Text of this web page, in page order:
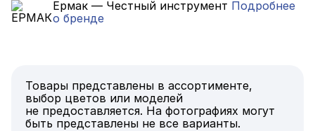
Ермак — Честный инструмент Подробнее
о бренде
Товары представлены в ассортименте,
выбор цветов или моделей
не предоставляется. На фотографиях могут
быть представлены не все варианты.